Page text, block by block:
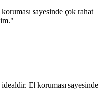
koruması sayesinde çok rahat
El koruması sayesinde